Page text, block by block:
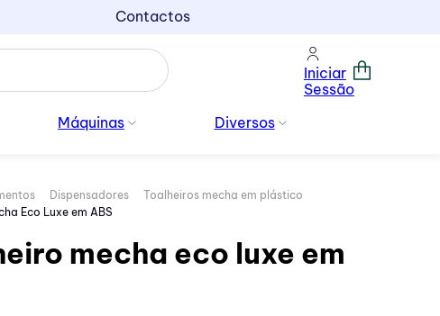
Contactos
Iniciar
Sessão
Máquinas Diversos
Dispensadores
Toalheiros mecha em plástico
Eco Luxe em ABS
mecha eco luxe em